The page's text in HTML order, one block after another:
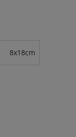
8x18cm